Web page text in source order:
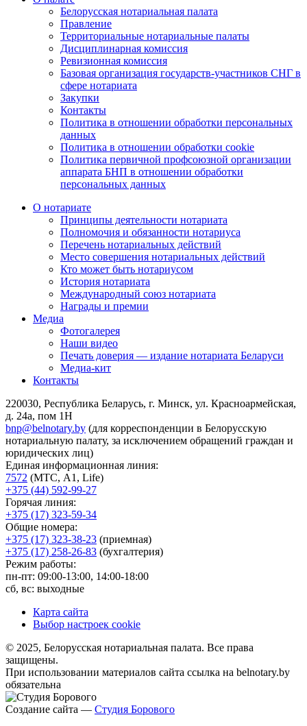
Белорусская нотариальная палата
Правление
Территориальные нотариальные палаты
Дисциплинарная комиссия
Ревизионная комиссия
Базовая организация государств-участников СНГ в
сфере нотариата
Закупки
Контакты
Политика в отношении обработки персональных
данных
Политика в отношении обработки cookie
Политика первичной профсоюзной организации
аппарата БНП в отношении обработки
персональных данных
О нотариате
Принципы деятельности нотариата
Полномочия и обязанности нотариуса
Перечень нотариальных действий
Место совершения нотариальных действий
Кто может быть нотариусом
История нотариата
Международный союз нотариата
Награды и премии
Медиа
Фотогалерея
Наши видео
Печать доверия — издание нотариата Беларуси
Медиа-кит
Контакты
220030, Республика Беларусь, г. Минск, ул. Красноармейская,
д. 24а, пом 1Н
bnp@belnotary.by (для корреспонденции в Белорусскую
нотариальную палату, за исключением обращений граждан и
юридических лиц)
Единая информационная линия:
7572 (МТС, A1, Life)
+375 (44) 592-99-27
Горячая линия:
+375 (17) 323-59-34
Общие номера:
+375 (17) 323-38-23 (приемная)
+375 (17) 258-26-83 (бухгалтерия)
Режим работы:
пн-пт: 09:00-13:00, 14:00-18:00
сб, вс: выходные
Карта сайта
Выбор настроек cookie
© 2025, Белорусская нотариальная палата. Все права
защищены.
При использовании материалов сайта ссылка на belnotary.by
обязательна
Создание сайта — Студия Борового